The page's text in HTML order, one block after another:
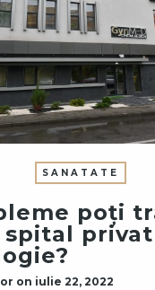
SANATATE
poți
privat
on iulie 22, 2022